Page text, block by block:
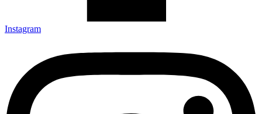
Instagram